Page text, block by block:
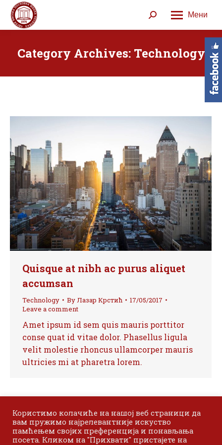
Мени
Search:
Category Archives: Technology
Quisque at nibh ac purus aliquet
accumsan
Technology ByЛазар Крстић
17/05/2017
Leave a comment
Amet ipsum id sem quis mauris porttitor
conse quat id vitae dolor. Phasellus ligula
velit molestie rhoncus ullamcorper mauris
ultricies mi at pharetra lorem.
Користимо колачиће на нашој веб страници да
вам пружимо најрелевантније искуство
памћењем својих преференција и понављања
посета. Кликом на "Прихвати" пристајете на